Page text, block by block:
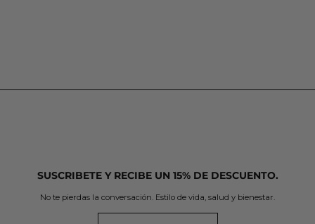
SUSCRIBETE Y RECIBE UN 15% DE DESCUENTO.
No te pierdas la conversación. Estilo de vida, salud y bienestar.